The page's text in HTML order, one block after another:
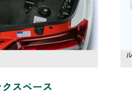
スペース